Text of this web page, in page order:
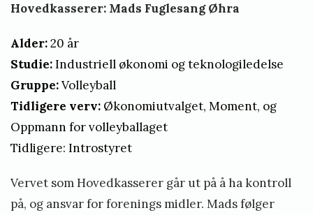
Hovedkasserer: Mads Fuglesang Øhra
Alder:20 år
Studie:Industriell økonomi og teknologiledelse
Gruppe:Volleyball
Tidligere verv: Økonomiutvalget, Moment, og
Oppmann for volleyballaget
Tidligere: Introstyret
Vervet som Hovedkasserer går ut på å ha kontroll
på, og ansvar for forenings midler. Mads følger